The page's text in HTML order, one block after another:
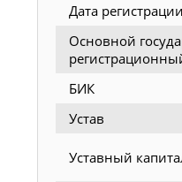
Дата
Основной
БИК
Устав
Уставный